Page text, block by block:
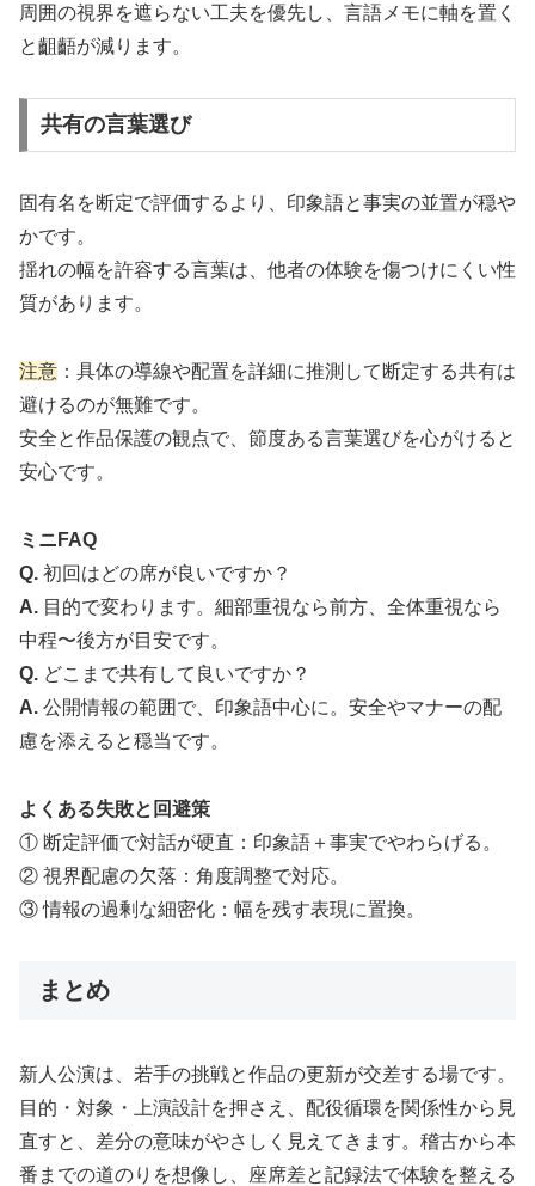
周囲の視界を遮らない工夫を優先し、言語メモに軸を置く
と齟齬が減ります。
共有の言葉選び
固有名を断定で評価するより、印象語と事実の並置が穏や
かです。
揺れの幅を許容する言葉は、他者の体験を傷つけにくい性
質があります。
注意 ：具体の導線や配置を詳細に推測して断定する共有は
避けるのが無難です。
安全と作品保護の観点で、節度ある言葉選びを心がけると
安心です。
ミニFAQ
Q. 初回はどの席が良いですか？
A. 目的で変わります。細部重視なら前方、全体重視なら
中程〜後方が目安です。
Q. どこまで共有して良いですか？
A. 公開情報の範囲で、印象語中心に。安全やマナーの配
慮を添えると穏当です。
よくある失敗と回避策
① 断定評価で対話が硬直：印象語＋事実でやわらげる。
② 視界配慮の欠落：角度調整で対応。
③ 情報の過剰な細密化：幅を残す表現に置換。
まとめ
新人公演は、若手の挑戦と作品の更新が交差する場です。
目的・対象・上演設計を押さえ、配役循環を関係性から見
直すと、差分の意味がやさしく見えてきます。稽古から本
番までの道のりを想像し、座席差と記録法で体験を整える